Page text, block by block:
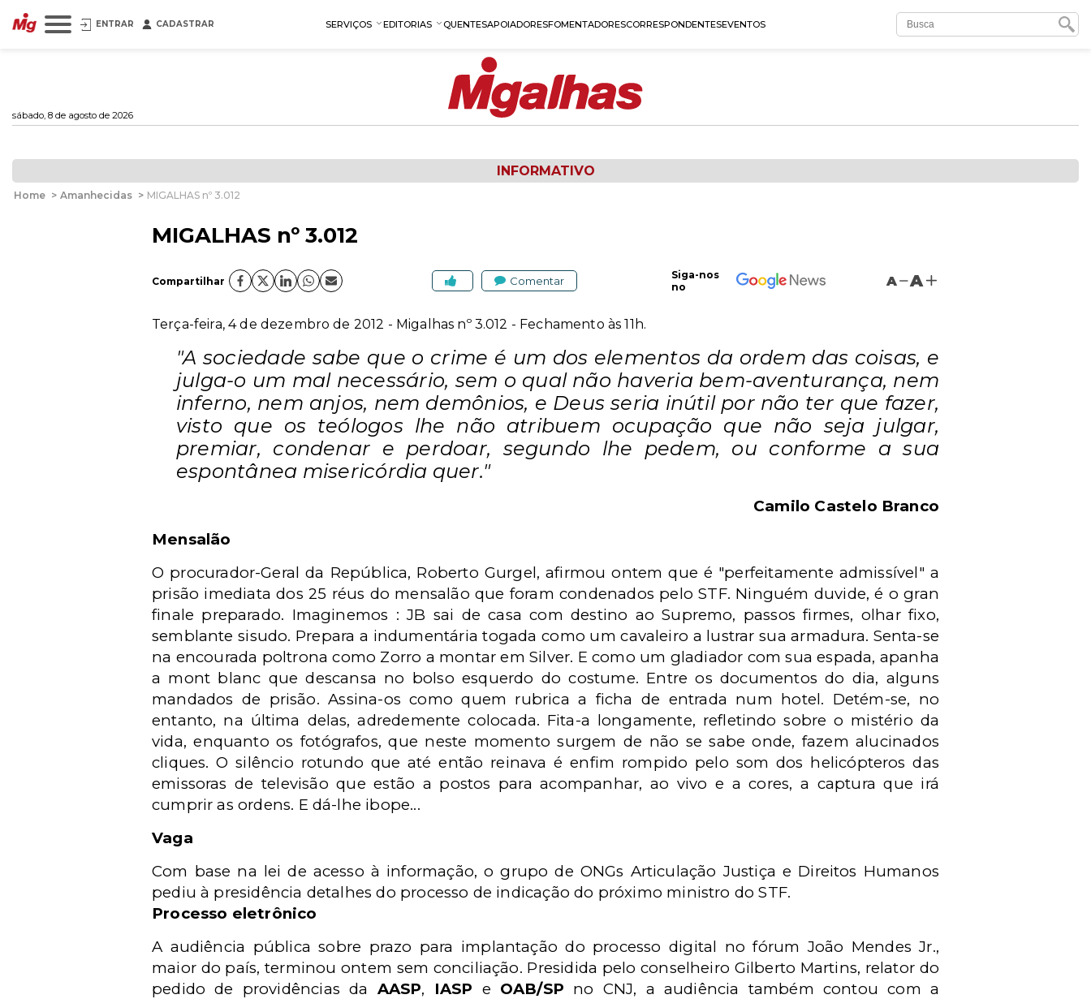
ENTRAR CADASTRAR SERVIÇOS EDITORIAS QUENTESAPOIADORESFOMENTADORESCORRESPONDENTESEVENTOS
sábado, 8 de agosto de 2026
INFORMATIVO
Home > Amanhecidas > MIGALHAS nº 3.012
MIGALHAS nº 3.012
Compartilhar Comentar
Siga-nos
no
A A
Terça-feira, 4 de dezembro de 2012 - Migalhas nº 3.012 - Fechamento às 11h.
"A sociedade sabe que o crime é um dos elementos da ordem das coisas, e
julga-o um mal necessário, sem o qual não haveria bem-aventurança, nem
inferno, nem anjos, nem demônios, e Deus seria inútil por não ter que fazer,
visto que os teólogos lhe não atribuem ocupação que não seja julgar,
premiar, condenar e perdoar, segundo lhe pedem, ou conforme a sua
espontânea misericórdia quer."
Camilo Castelo Branco
Mensalão
O procurador-Geral da República, Roberto Gurgel, afirmou ontem que é "perfeitamente admissível" a
prisão imediata dos 25 réus do mensalão que foram condenados pelo STF. Ninguém duvide, é o gran
finale preparado. Imaginemos : JB sai de casa com destino ao Supremo, passos firmes, olhar fixo,
semblante sisudo. Prepara a indumentária togada como um cavaleiro a lustrar sua armadura. Senta-se
na encourada poltrona como Zorro a montar em Silver. E como um gladiador com sua espada, apanha
a mont blanc que descansa no bolso esquerdo do costume. Entre os documentos do dia, alguns
mandados de prisão. Assina-os como quem rubrica a ficha de entrada num hotel. Detém-se, no
entanto, na última delas, adredemente colocada. Fita-a longamente, refletindo sobre o mistério da
vida, enquanto os fotógrafos, que neste momento surgem de não se sabe onde, fazem alucinados
cliques. O silêncio rotundo que até então reinava é enfim rompido pelo som dos helicópteros das
emissoras de televisão que estão a postos para acompanhar, ao vivo e a cores, a captura que irá
cumprir as ordens. E dá-lhe ibope...
Vaga
Com base na lei de acesso à informação, o grupo de ONGs Articulação Justiça e Direitos Humanos
pediu à presidência detalhes do processo de indicação do próximo ministro do STF.
Processo eletrônico
A audiência pública sobre prazo para implantação do processo digital no fórum João Mendes Jr.,
maior do país, terminou ontem sem conciliação. Presidida pelo conselheiro Gilberto Martins, relator do
pedido de providências da
AASP, IASP e OAB/SP no CNJ, a audiência também contou com a